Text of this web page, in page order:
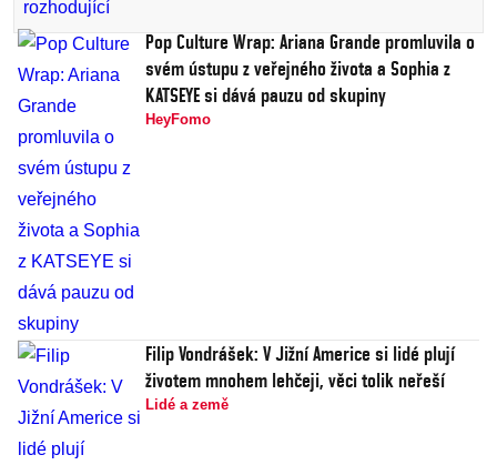
Pop Culture Wrap: Ariana Grande promluvila o
svém ústupu z veřejného života a Sophia z
KATSEYE si dává pauzu od skupiny
HeyFomo
Filip Vondrášek: V Jižní Americe si lidé plují
životem mnohem lehčeji, věci tolik neřeší
Lidé a země